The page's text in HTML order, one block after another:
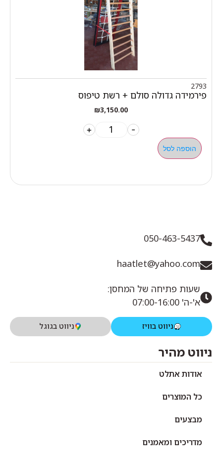
2793
פירמידה גדולה סולם + רשת טיפוס
₪3,150.00
-
+
הוספה לסל
050-463-5437
haatlet@yahoo.com
שעות פתיחה של המחסן:
א'-ה' 07:00-16:00
ניווט בוויז ניווט בגוגל
ניווט מהיר
אודות אתלט
כל המוצרים
מבצעים
מדריכים ומאמנים